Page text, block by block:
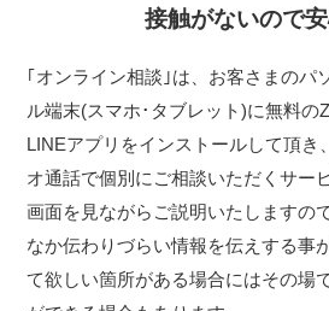
接触がないので
｢オンライン相談｣は、お客さまのパ
ル端末(スマホ･タブレット)に無料の
LINEアプリをインストールして頂き
オ通話で個別にご相談いただくサー
画面を見ながらご説明いたしますの
なか伝わりづらい情報を伝えする事
て欲しい箇所がある場合にはその場